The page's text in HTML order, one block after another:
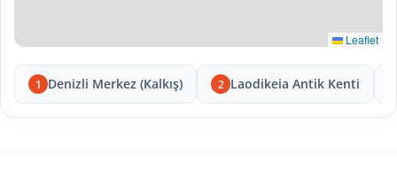
Leaflet
1 Denizli Merkez (Kalkış) 2 Laodikeia Antik Kenti